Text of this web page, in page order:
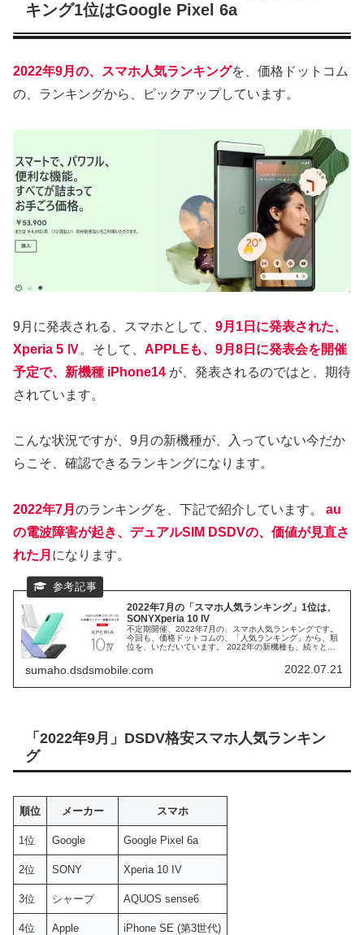
キング1位はGoogle Pixel 6a
2022年9月の、スマホ人気ランキングを、価格ドットコム
の、ランキングから、ピックアップしています。
9月に発表される、スマホとして、 9月1日に発表された、
Xperia 5 Ⅳ。そして、 APPLEも、9月8日に発表会を開催
予定で、 新機種 iPhone14 が、発表されるのではと、期待
されています。
こんな状況ですが、9月の新機種が、入っていない今だか
らこそ、確認できるランキングになります。
2022年7月 のランキングを、下記で紹介しています。 au
の電波障害が起き、デュアルSIM DSDVの、価値が見直さ
れた月 になります。
2022年7月の「スマホ人気ランキング」1位は、
SONYXperia 10 IV
不定期開催、2022年7月の、スマホ人気ランキングです。
今回も、価格ドットコムの、「人気ランキング」から、順
位を、いただいています。 2022年の新機種も、続々と、
sumaho.dsdsmobile.com 2022.07.21
「2022年9月」DSDV格安スマホ人気ランキン
グ
順位 メーカー スマホ
1位 Google Google Pixel 6a
2位 SONY Xperia 10 IV
3位 シャープ AQUOS sense6
4位 Apple iPhone SE (第3世代)